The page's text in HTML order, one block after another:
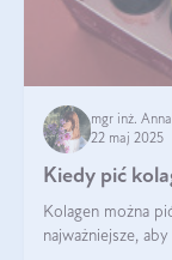
mgr inż.
22 maj 2025
Kiedy pić
Kolagen można
najważniejsze,